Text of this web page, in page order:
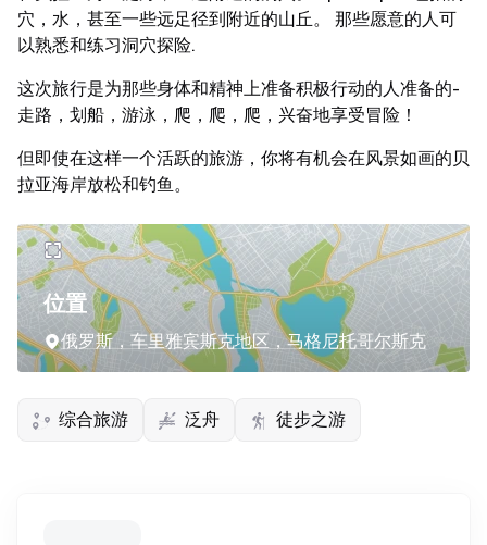
穴，水，甚至一些远足径到附近的山丘。 那些愿意的人可
以熟悉和练习洞穴探险.
这次旅行是为那些身体和精神上准备积极行动的人准备的-
走路，划船，游泳，爬，爬，爬，兴奋地享受冒险！
但即使在这样一个活跃的旅游，你将有机会在风景如画的贝
拉亚海岸放松和钓鱼。
位置
俄罗斯，车里雅宾斯克地区，马格尼托哥尔斯克
综合旅游 泛舟 徒步之游